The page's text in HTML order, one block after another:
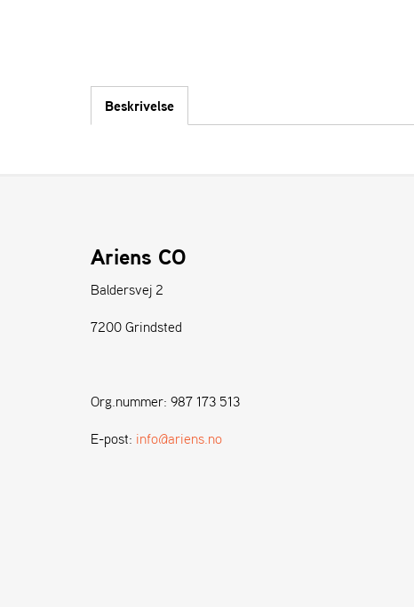
Beskrivelse
Ariens CO
Baldersvej 2
7200 Grindsted
Org.nummer: 987 173 513
E-post: info@ariens.no